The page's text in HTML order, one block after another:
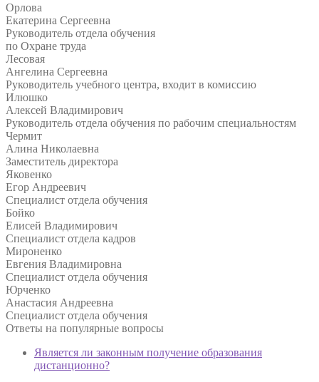
Орлова
Екатерина Сергеевна
Руководитель отдела обучения
по Охране труда
Лесовая
Ангелина Сергеевна
Руководитель учебного центра, входит в комиссию
Илюшко
Алексей Владимирович
Руководитель отдела обучения по рабочим специальностям
Чермит
Алина Николаевна
Заместитель директора
Яковенко
Егор Андреевич
Специалист отдела обучения
Бойко
Елисей Владимирович
Специалист отдела кадров
Мироненко
Евгения Владимировна
Специалист отдела обучения
Юрченко
Анастасия Андреевна
Специалист отдела обучения
Ответы на популярные вопросы
Является ли законным получение образования
дистанционно?